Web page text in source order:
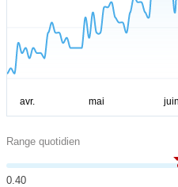
Range quotidien
0.40